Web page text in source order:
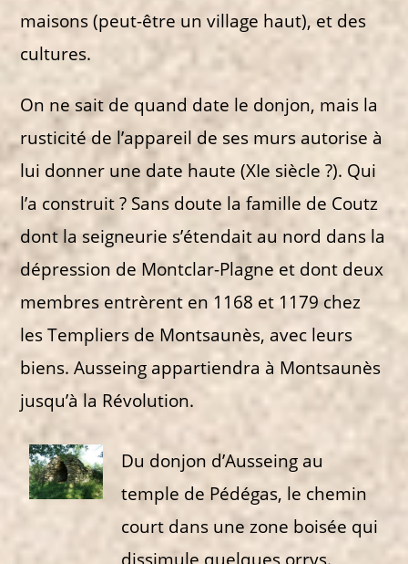
maisons (peut-être un village haut), et des
cultures.
On ne sait de quand date le donjon, mais la
rusticité de l’appareil de ses murs autorise à
lui donner une date haute (XIe siècle ?). Qui
l’a construit ? Sans doute la famille de Coutz
dont la seigneurie s’étendait au nord dans la
dépression de Montclar-Plagne et dont deux
membres entrèrent en 1168 et 1179 chez
les Templiers de Montsaunès, avec leurs
biens. Ausseing appartiendra à Montsaunès
jusqu’à la Révolution.
Du donjon d’Ausseing au
temple de Pédégas, le chemin
court dans une zone boisée qui
dissimule quelques orrys.